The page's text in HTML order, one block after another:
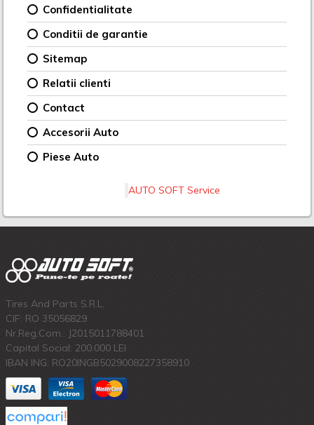
Confidentialitate
Conditii de garantie
Sitemap
Relatii clienti
Contact
Accesorii Auto
Piese Auto
AUTO SOFT Service
Tires And Parts S.R.L.
CIF: RO 35056829
Nr.Reg.Com.: J2015011788401
Capital Social: 200.000 LEI
IBAN ING: RO20INGB5029008227358910